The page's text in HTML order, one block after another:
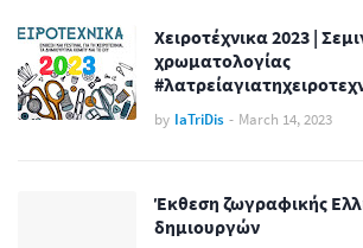
Χειροτέχνικα 2023 |
χρωματολογίας
by IaTriDis - March 14, 2023
Έκθεση ζωγραφικής
δημιουργών